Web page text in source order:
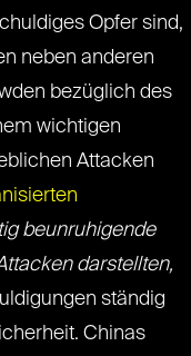
Opfer sind,
neben anderen
bezüglich des
wichtigen
Attacken
beunruhigende
darstellten,
ständig
Chinas